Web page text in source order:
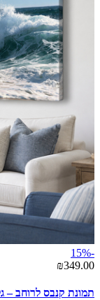
-15%
₪349.00
תמונת קנבס לרוחב –